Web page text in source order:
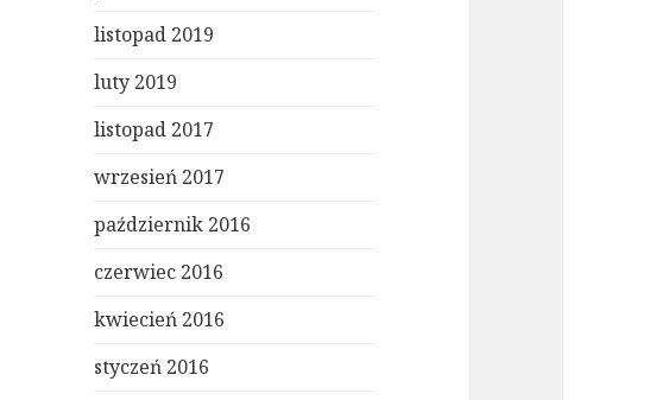
listopad 2019
luty 2019
listopad 2017
wrzesień 2017
październik 2016
czerwiec 2016
kwiecień 2016
styczeń 2016